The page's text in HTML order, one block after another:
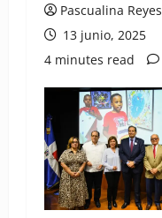
Pascualina Reyes
13 junio, 2025
4 minutes read